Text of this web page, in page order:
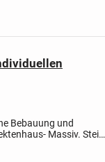
Bebauung und
- Massiv. Stein